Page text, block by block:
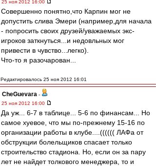
25 ноя 2012 16:00
Совершенно понятно,что Карпин мог не
допустить слива Эмери (например,для начала
- попросить своих друзей/уважаемых экс-
игроков заткнуться...и недовльных мог
привести в чувство...легко).
Что-то я разочарован...
Редактировалось 25 ноя 2012 16:01
CheGuevara -
25 ноя 2012 16:00
Да уж... 6-7 в таблице... 5-6 по финансам... Но
самое хуевое, что мы по-прежнему 15-16 по
организации работы в клубе....(((((( ЛАФа от
обструкции болельщиков спасает только
строительство стадиона. Но, если он за пару
лет не найдет толкового менеджера, то и